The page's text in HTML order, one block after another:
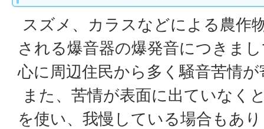
スズメ、カラスなどによる農作
される爆音器の爆発音につきま
心に周辺住民から多く騒音苦情
また、苦情が表面に出ていなく
を使い、我慢している場合もあ